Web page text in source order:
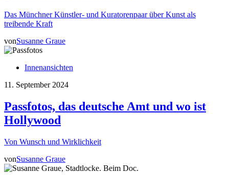
Das Münchner Künstler- und Kuratorenpaar über Kunst als
treibende Kraft
vonSusanne Graue
Innenansichten
11. September 2024
Passfotos, das deutsche Amt und wo ist
Hollywood
Von Wunsch und Wirklichkeit
vonSusanne Graue